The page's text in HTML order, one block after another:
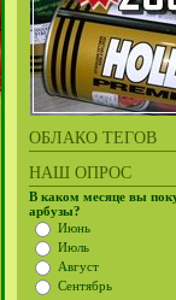
ОБЛАКО ТЕГОВ
НАШ ОПРОС
В каком месяце вы
арбузы?
Июнь
Июль
Август
Сентябрь